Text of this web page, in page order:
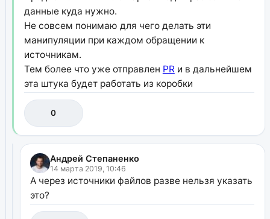
данные куда нужно.
Не совсем понимаю для чего делать эти
манипуляции при каждом обращении к
источникам.
Тем более что уже отправлен PRи в дальнейшем
эта штука будет работать из коробки
0
Андрей Степаненко
14 марта 2019, 10:46
А через источники файлов разве нельзя указать
это?